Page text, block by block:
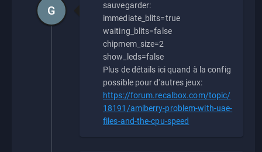
sauvegarder:
immediate_blits=true
waiting_blits=false
chipmem_size=2
show_leds=false
Plus de détails ici quand à la config
possible pour d'autres jeux:
https://forum.recalbox.com/topic/
18191/amiberry-problem-with-uae-
files-and-the-cpu-speed
G